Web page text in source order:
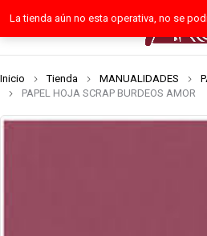
La tienda aún no esta operativa, no se
Inicio Tienda MANUALIDADES
PAPEL HOJA SCRAP BURDEOS AMOR